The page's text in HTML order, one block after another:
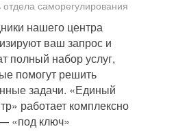
отдела саморегулирования
нашего центра
ваш запрос и
полный набор услуг,
помогут решить
задачи. «Единый
работает комплексно
«под ключ»